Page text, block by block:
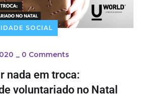
SOCIAL
_ 0 Comments
nada em troca:
voluntariado no Natal